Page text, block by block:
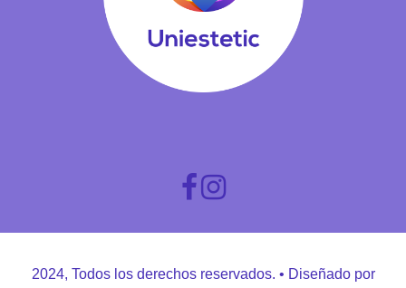
2024, Todos los derechos reservados. • Diseñado por